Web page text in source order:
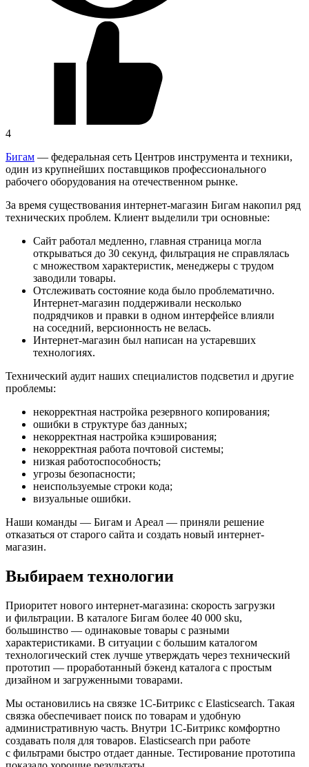
4
Бигам — федеральная сеть Центров инструмента и техники,
один из крупнейших поставщиков профессионального
рабочего оборудования на отечественном рынке.
За время существования интернет-магазин Бигам накопил ряд
технических проблем. Клиент выделили три основные:
Сайт работал медленно, главная страница могла
открываться до 30 секунд, фильтрация не справлялась
с множеством характеристик, менеджеры с трудом
заводили товары.
Отслеживать состояние кода было проблематично.
Интернет-магазин поддерживали несколько
подрядчиков и правки в одном интерфейсе влияли
на соседний, версионность не велась.
Интернет-магазин был написан на устаревших
технологиях.
Технический аудит наших специалистов подсветил и другие
проблемы:
некорректная настройка резервного копирования;
ошибки в структуре баз данных;
некорректная настройка кэширования;
некорректная работа почтовой системы;
низкая работоспособность;
угрозы безопасности;
неиспользуемые строки кода;
визуальные ошибки.
Наши команды — Бигам и Ареал — приняли решение
отказаться от старого сайта и создать новый интернет-
магазин.
Выбираем технологии
Приоритет нового интернет-магазина: скорость загрузки
и фильтрации. В каталоге Бигам более 40 000 sku,
большинство — одинаковые товары с разными
характеристиками. В ситуации с большим каталогом
технологический стек лучше утверждать через технический
прототип — проработанный бэкенд каталога с простым
дизайном и загруженными товарами.
Мы остановились на связке 1С-Битрикс с Elasticsearch. Такая
связка обеспечивает поиск по товарам и удобную
административную часть. Внутри 1С-Битрикс комфортно
создавать поля для товаров. Elasticsearch при работе
с фильтрами быстро отдает данные. Тестирование прототипа